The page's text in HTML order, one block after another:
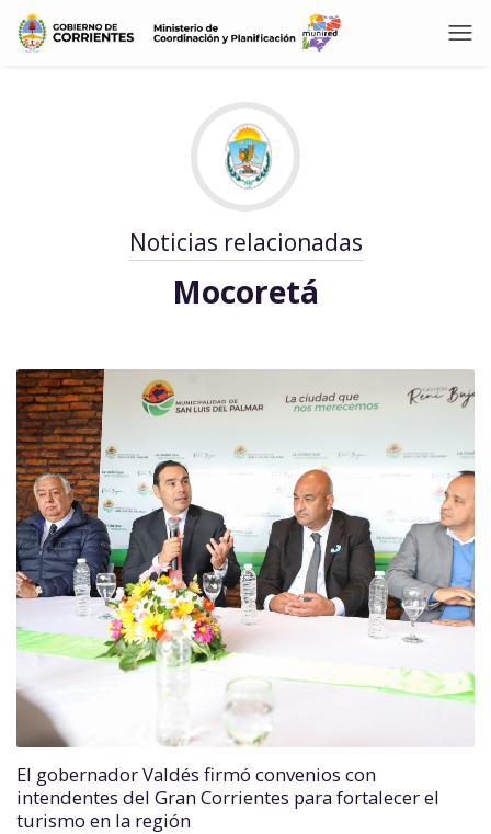
Noticias relacionadas
Mocoretá
El gobernador Valdés firmó convenios con
intendentes del Gran Corrientes para fortalecer el
turismo en la región